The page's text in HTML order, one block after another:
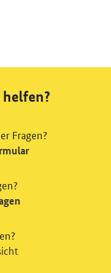
Fragen?